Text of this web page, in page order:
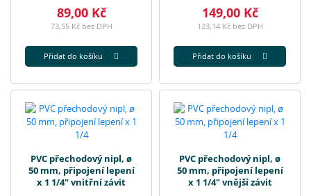
89,00 Kč
73,55 Kč bez DPH
Přidat do košíku
149,00 Kč
123,14 Kč bez DPH
Přidat do košíku
PVC přechodový nipl, ø
50 mm, připojení lepení
x 1 1/4" vnitřní závit
PVC přechodový nipl, ø
50 mm, připojení lepení
x 1 1/4" vnější závit